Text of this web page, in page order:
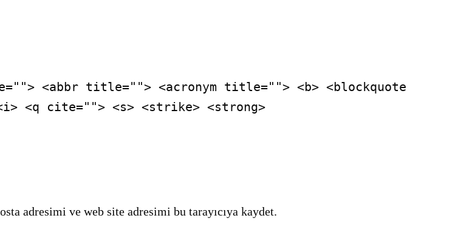
<abbr title=""> <acronym title=""> <b> <blockquote
<q cite=""> <s> <strike> <strong>
adresimi ve web site adresimi bu tarayıcıya kaydet.